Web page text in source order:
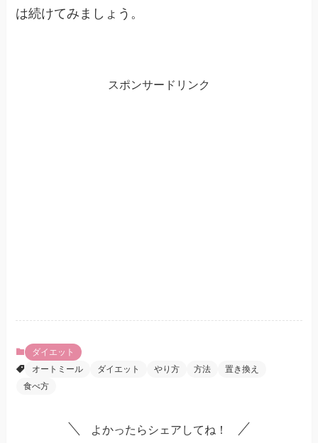
は続けてみましょう。
スポンサードリンク
ダイエット
オートミール
ダイエット やり方 方法
置き換え
食べ方
よかったらシェアしてね！